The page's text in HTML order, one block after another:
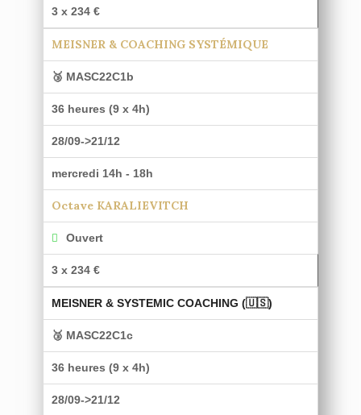
3 x 234 €
MEISNER & COACHING SYSTÉMIQUE
🥉 MASC22C1b
36 heures (9 x 4h)
28/09->21/12
mercredi 14h - 18h
Octave KARALIEVITCH
Ouvert
3 x 234 €
MEISNER & SYSTEMIC COACHING (🇺🇸)
🥉 MASC22C1c
36 heures (9 x 4h)
28/09->21/12